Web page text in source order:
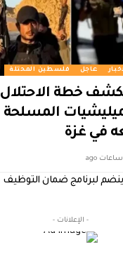
عاجل فلسطين المحتلة
خطة الاحتلال
المسلحة
في غزة
ينضم لبرنامج ضمان التوظيف
- الإعلانات -